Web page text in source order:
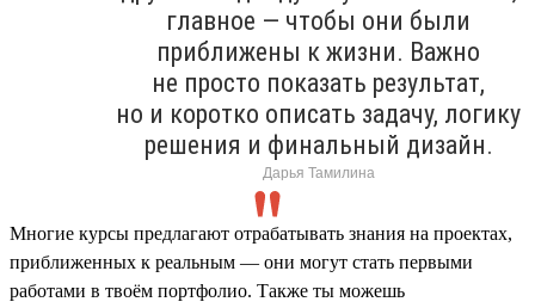
главное — чтобы они были
приближены к жизни. Важно
не просто показать результат,
но и коротко описать задачу, логику
решения и финальный дизайн.
Дарья Тамилина
Многие курсы предлагают отрабатывать знания на проектах,
приближенных к реальным — они могут стать первыми
работами в твоём портфолио. Также ты можешь